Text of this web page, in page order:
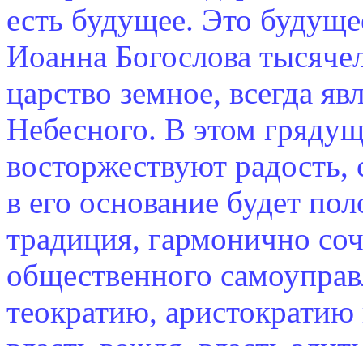
есть будущее. Это
Иоанна Богослова
царство земное, всегда
Небесного. В этом
восторжествуют
в его основание будет
традиция, гармонично
общественного
теократию,